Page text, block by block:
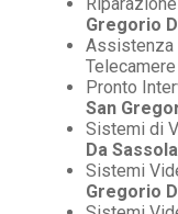
Gregorio
Assistenza
Telecamere
Pronto
San
Sistemi di
Da Sassola
Sistemi
Gregorio